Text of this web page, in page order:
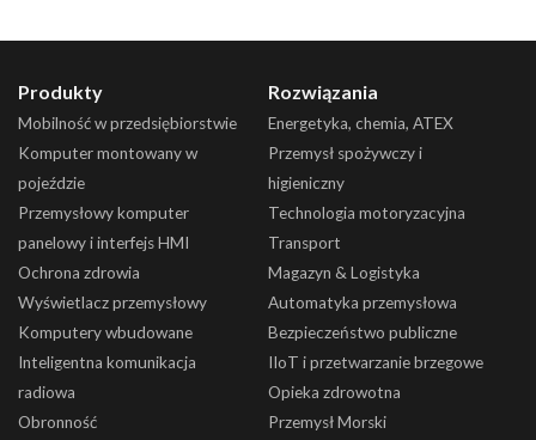
Produkty
Mobilność w przedsiębiorstwie
Komputer montowany w
pojeździe
Przemysłowy komputer
panelowy i interfejs HMI
Ochrona zdrowia
Wyświetlacz przemysłowy
Komputery wbudowane
Inteligentna komunikacja
radiowa
Obronność
Rozwiązania
Energetyka, chemia, ATEX
Przemysł spożywczy i
higieniczny
Technologia motoryzacyjna
Transport
Magazyn & Logistyka
Automatyka przemysłowa
Bezpieczeństwo publiczne
IIoT i przetwarzanie brzegowe
Opieka zdrowotna
Przemysł Morski